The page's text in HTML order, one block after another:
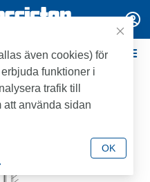
Flex panelradiatorer
även cookies) för
funktioner i
trafik till
att använda sidan
OK